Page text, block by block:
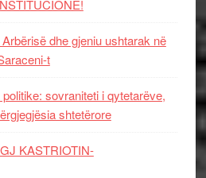
dhe gjeniu ushtarak në
t
sovraniteti i qytetarëve,
shtetërore
KASTRIOTIN-